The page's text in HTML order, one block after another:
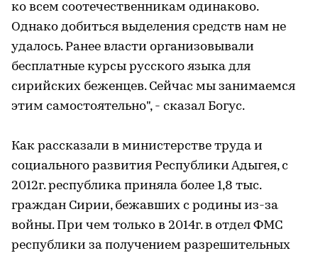
ко всем соотечественникам одинаково.
Однако добиться выделения средств нам не
удалось. Ранее власти организовывали
бесплатные курсы русского языка для
сирийских беженцев. Сейчас мы занимаемся
этим самостоятельно", - сказал Богус.
Как рассказали в министерстве труда и
социального развития Республики Адыгея, с
2012г. республика приняла более 1,8 тыс.
граждан Сирии, бежавших с родины из-за
войны. При чем только в 2014г. в отдел ФМС
республики за получением разрешительных